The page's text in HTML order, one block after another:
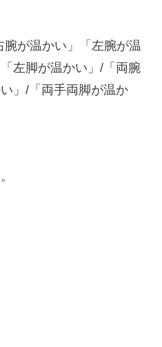
が温かい」「左腕が温
左脚が温かい」/「両腕
」/「両手両脚が温か